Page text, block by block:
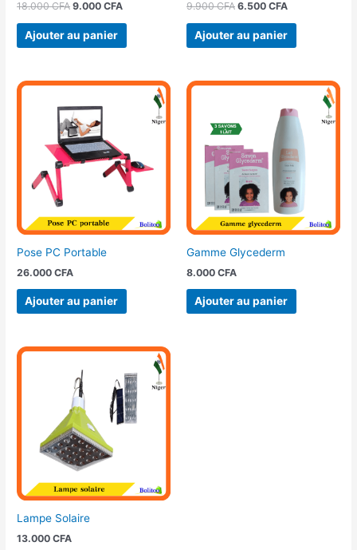
18.000CFA 9.000CFA
Ajouter au panier
9.900CFA 6.500 CFA
Ajouter au panier
Pose PC Portable
26.000CFA
Ajouter au panier
Gamme Glycederm
8.000 CFA
Ajouter au panier
Lampe Solaire
13.000CFA